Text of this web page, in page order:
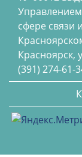
сфере связи
Красноярск,
(391) 274-61-